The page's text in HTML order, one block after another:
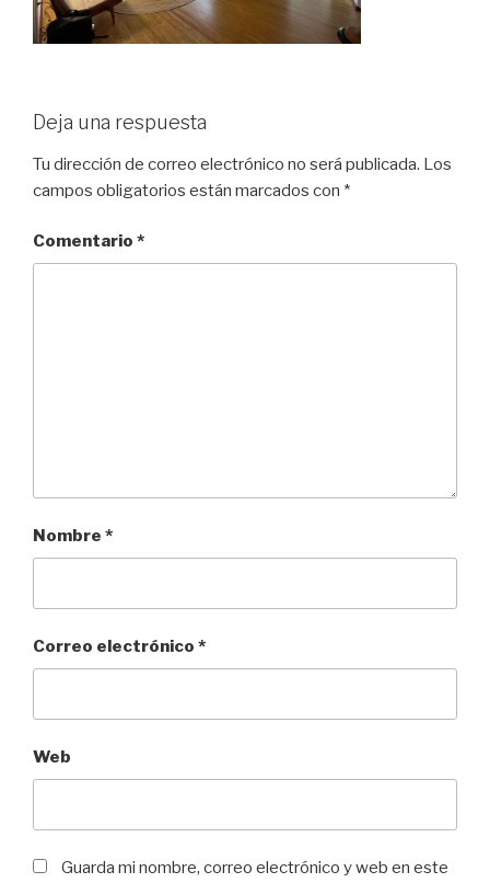
Deja una respuesta
Tu dirección de correo electrónico no será publicada. Los
campos obligatorios están marcados con *
Comentario *
Nombre *
Correo electrónico *
Web
Guarda mi nombre, correo electrónico y web en este